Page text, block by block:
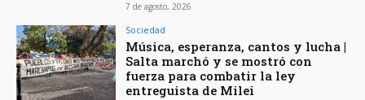
7 de agosto, 2026
Sociedad
Música, esperanza, cantos y lucha |
Salta marchó y se mostró con
fuerza para combatir la ley
entreguista de Milei